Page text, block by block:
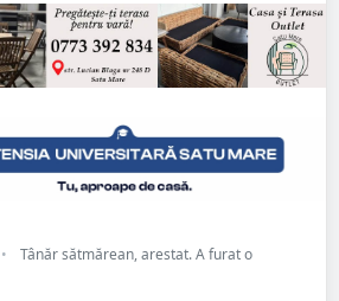
•
Tânăr sătmărean, arestat. A furat o